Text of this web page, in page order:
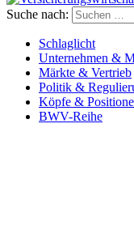
Suche nach:
Schlaglicht
Unternehmen &
Märkte & Vertrieb
Politik &
Köpfe &
BWV-Reihe